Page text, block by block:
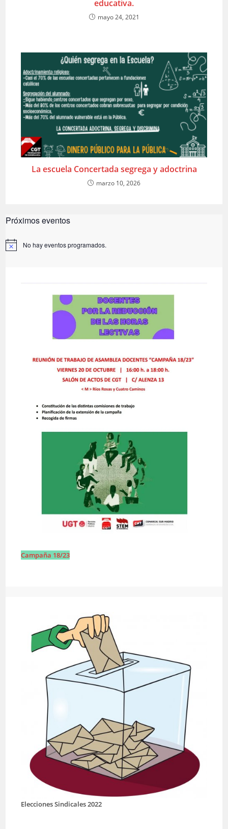
educativa.
mayo 24, 2021
La escuela Concertada segrega y adoctrina
marzo 10, 2026
Próximos eventos
A
No hay eventos programados.
Campaña 18/23
Elecciones Sindicales 2022